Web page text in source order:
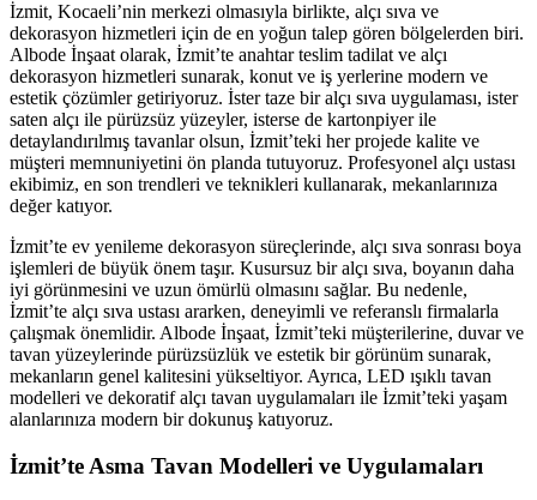
İzmit, Kocaeli’nin merkezi olmasıyla birlikte, alçı sıva ve
dekorasyon hizmetleri için de en yoğun talep gören bölgelerden biri.
Albode İnşaat olarak, İzmit’te anahtar teslim tadilat ve alçı
dekorasyon hizmetleri sunarak, konut ve iş yerlerine modern ve
estetik çözümler getiriyoruz. İster taze bir alçı sıva uygulaması, ister
saten alçı ile pürüzsüz yüzeyler, isterse de kartonpiyer ile
detaylandırılmış tavanlar olsun, İzmit’teki her projede kalite ve
müşteri memnuniyetini ön planda tutuyoruz. Profesyonel alçı ustası
ekibimiz, en son trendleri ve teknikleri kullanarak, mekanlarınıza
değer katıyor.
İzmit’te ev yenileme dekorasyon süreçlerinde, alçı sıva sonrası boya
işlemleri de büyük önem taşır. Kusursuz bir alçı sıva, boyanın daha
iyi görünmesini ve uzun ömürlü olmasını sağlar. Bu nedenle,
İzmit’te alçı sıva ustası ararken, deneyimli ve referanslı firmalarla
çalışmak önemlidir. Albode İnşaat, İzmit’teki müşterilerine, duvar ve
tavan yüzeylerinde pürüzsüzlük ve estetik bir görünüm sunarak,
mekanların genel kalitesini yükseltiyor. Ayrıca, LED ışıklı tavan
modelleri ve dekoratif alçı tavan uygulamaları ile İzmit’teki yaşam
alanlarınıza modern bir dokunuş katıyoruz.
İzmit’te Asma Tavan Modelleri ve Uygulamaları